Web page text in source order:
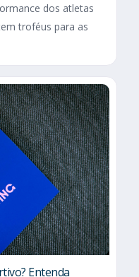
dos atletas
troféus para as
Entenda